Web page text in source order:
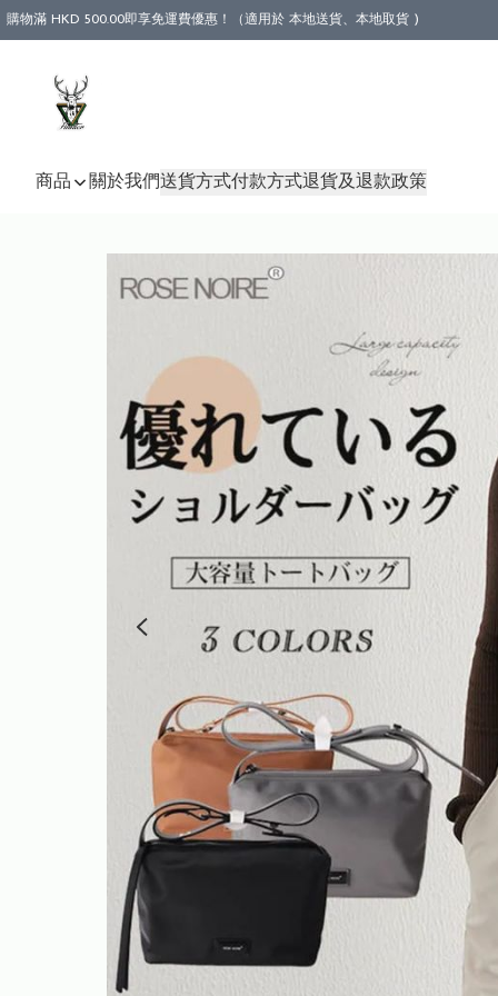
購物滿 HKD 500.00即享免運費優惠！（適用於 本地送貨、本地取貨 )
商品 關於我們送貨方式付款方式退貨及退款政策